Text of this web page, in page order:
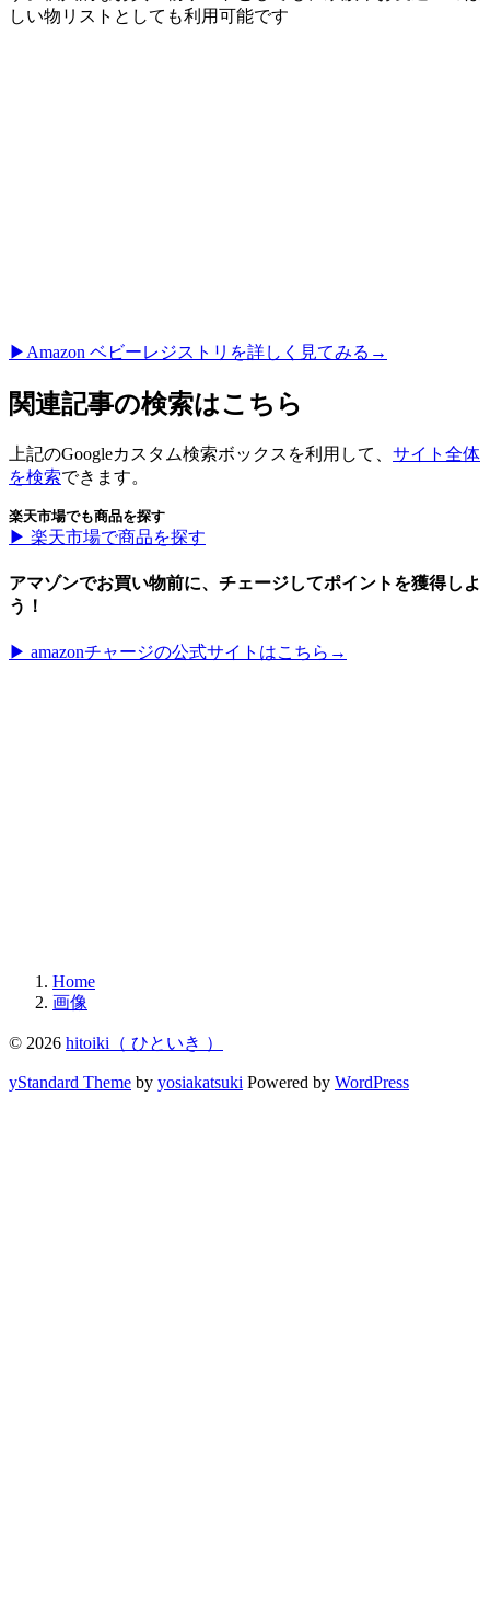
しい物リストとしても利用可能です
▶︎Amazon ベビーレジストリを詳しく見てみる→
関連記事の検索はこちら
上記のGoogleカスタム検索ボックスを利用して、 サイト全体
を検索できます。
楽天市場でも商品を探す
▶︎ 楽天市場で商品を探す
アマゾンでお買い物前に、チェージしてポイントを獲得しよ
う！
▶︎ amazonチャージの公式サイトはこちら→
Home
画像
© 2026 hitoiki（ ひといき ）
yStandard Theme by yosiakatsuki Powered by WordPress